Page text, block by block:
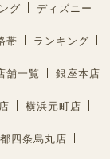
グ ディズニー
帯 ランキング
舗一覧 銀座本店
横浜元町店
四条烏丸店